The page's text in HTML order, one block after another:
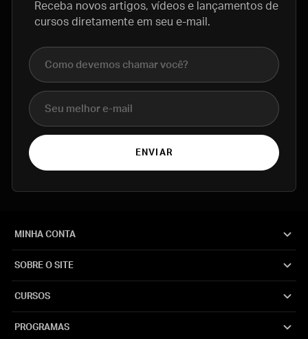
Receba novos artigos, vídeos e lançamentos de
cursos diretamente em seu e-mail.
Nome completo
E-mail
ENVIAR
MINHA CONTA
SOBRE O SITE
CURSOS
PROGRAMAS